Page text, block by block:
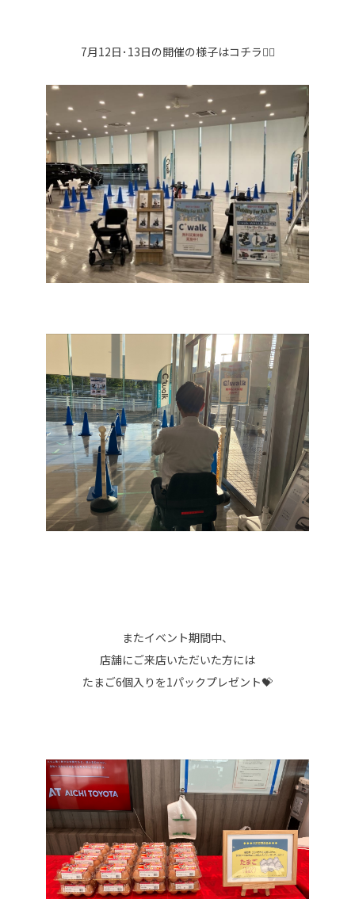
7月12日･13日の開催の様子はコチラ👇🏻
またイベント期間中、
店舗にご来店いただいた方には
たまご6個入りを1パックプレゼント💝